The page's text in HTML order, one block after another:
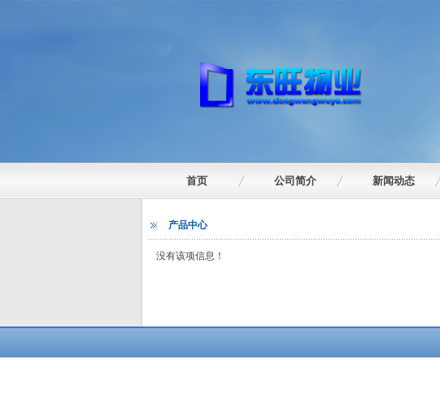
首页 公司简介 新闻动态
产品中心
没有该项信息！